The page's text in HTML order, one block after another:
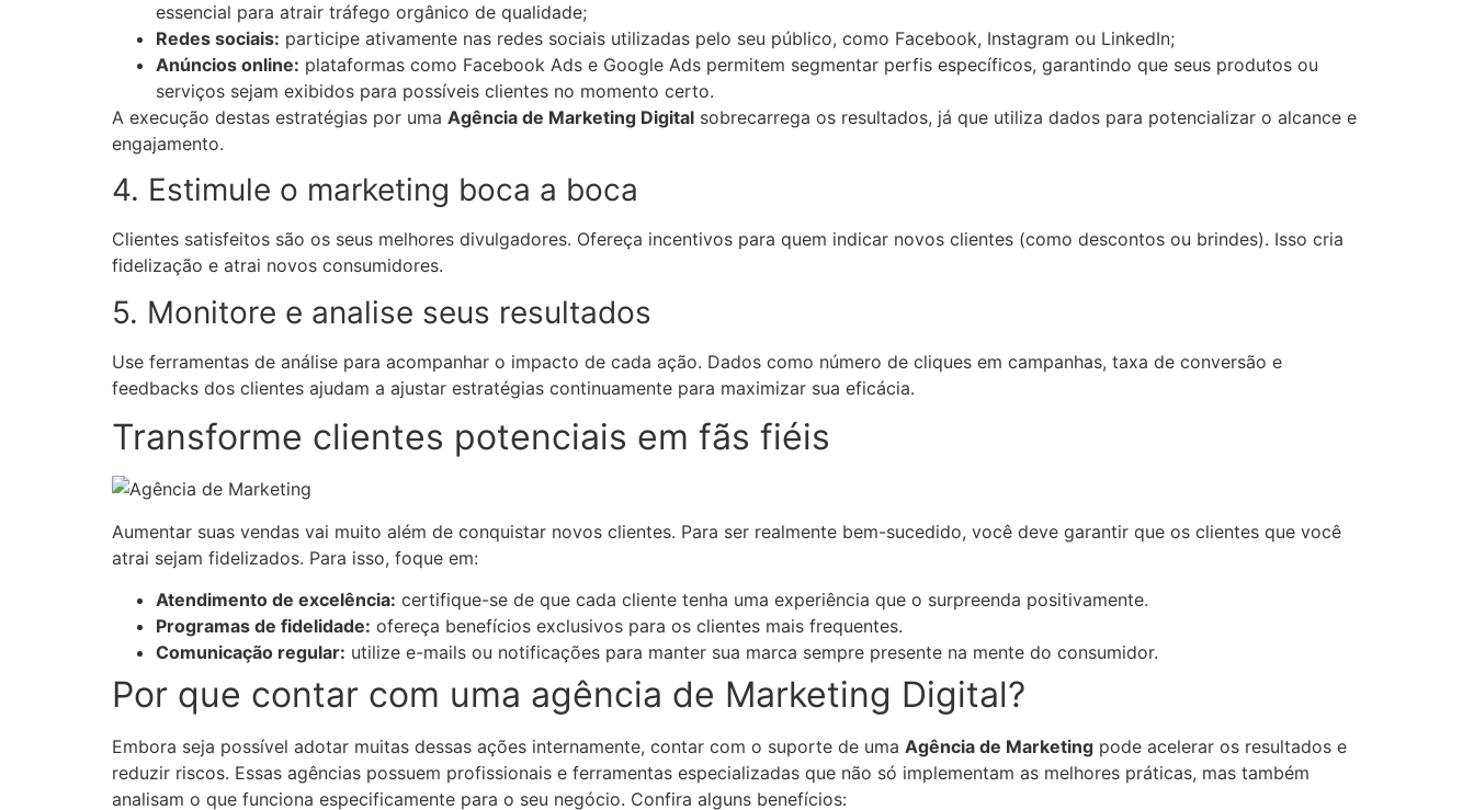
essencial para atrair tráfego orgânico de qualidade;
Redes sociais: participe ativamente nas redes sociais utilizadas pelo seu público, como Facebook, Instagram ou LinkedIn;
Anúncios online: plataformas como Facebook Ads e Google Ads permitem segmentar perfis específicos, garantindo que seus produtos ou
serviços sejam exibidos para possíveis clientes no momento certo.
A execução destas estratégias por uma Agência de Marketing Digital sobrecarrega os resultados, já que utiliza dados para potencializar o alcance e
engajamento.
4. Estimule o marketing boca a boca
Clientes satisfeitos são os seus melhores divulgadores. Ofereça incentivos para quem indicar novos clientes (como descontos ou brindes). Isso cria
fidelização e atrai novos consumidores.
5. Monitore e analise seus resultados
Use ferramentas de análise para acompanhar o impacto de cada ação. Dados como número de cliques em campanhas, taxa de conversão e
feedbacks dos clientes ajudam a ajustar estratégias continuamente para maximizar sua eficácia.
Transforme clientes potenciais em fãs fiéis
Aumentar suas vendas vai muito além de conquistar novos clientes. Para ser realmente bem-sucedido, você deve garantir que os clientes que você
atrai sejam fidelizados. Para isso, foque em:
Atendimento de excelência: certifique-se de que cada cliente tenha uma experiência que o surpreenda positivamente.
Programas de fidelidade: ofereça benefícios exclusivos para os clientes mais frequentes.
Comunicação regular: utilize e-mails ou notificações para manter sua marca sempre presente na mente do consumidor.
Por que contar com uma agência de Marketing Digital?
Embora seja possível adotar muitas dessas ações internamente, contar com o suporte de uma Agência de Marketing pode acelerar os resultados e
reduzir riscos. Essas agências possuem profissionais e ferramentas especializadas que não só implementam as melhores práticas, mas também
analisam o que funciona especificamente para o seu negócio. Confira alguns benefícios: